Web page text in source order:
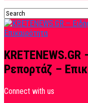
Ρεπορτάζ –
Connect with us